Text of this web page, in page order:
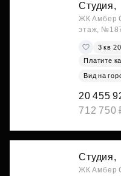
Студия,
ЖК Амбер
этаж,
3 кв
Платите
Вид на
20 455
712 750
Студия,
ЖК Амбер